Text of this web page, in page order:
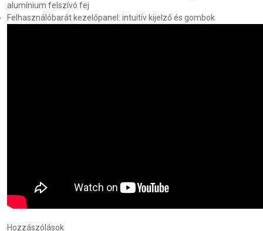
alumínium felszívó fej
Felhasználóbarát kezelőpanel: intuitív kijelző és gombok
Hozzászólások